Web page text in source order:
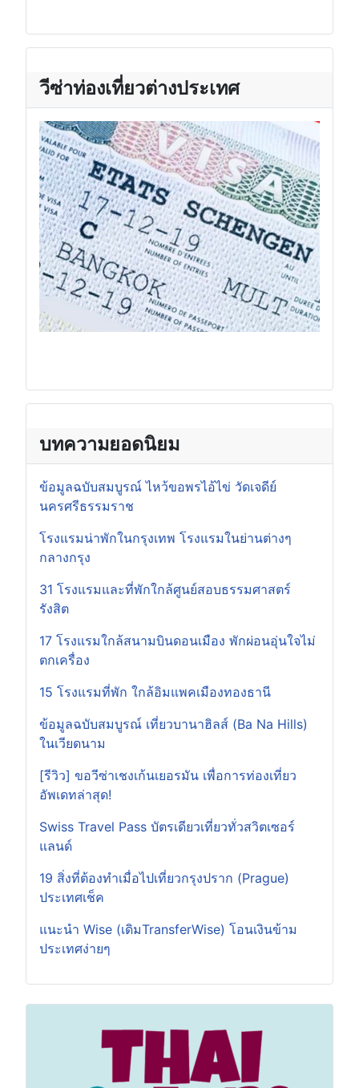
วีซ่าท่องเที่ยวต่างประเทศ
บทความยอดนิยม
ข้อมูลฉบับสมบูรณ์ ไหว้ขอพรไอ้ไข่ วัดเจดีย์
นครศรีธรรมราช
โรงแรมน่าพักในกรุงเทพ โรงแรมในย่านต่างๆ
กลางกรุง
31 โรงแรมและที่พักใกล้ศูนย์สอบธรรมศาสตร์
รังสิต
17 โรงแรมใกล้สนามบินดอนเมือง พักผ่อนอุ่นใจไม่
ตกเครื่อง
15 โรงแรมที่พัก ใกล้อิมแพคเมืองทองธานี
ข้อมูลฉบับสมบูรณ์ เที่ยวบานาฮิลส์ (Ba Na Hills)
ในเวียดนาม
[รีวิว] ขอวีซ่าเชงเก้นเยอรมัน เพื่อการท่องเที่ยว
อัพเดทล่าสุด!
Swiss Travel Pass บัตรเดียวเที่ยวทั่วสวิตเซอร์
แลนด์
19 สิ่งที่ต้องทำเมื่อไปเที่ยวกรุงปราก (Prague)
ประเทศเช็ค
แนะนำ Wise (เดิมTransferWise) โอนเงินข้าม
ประเทศง่ายๆ